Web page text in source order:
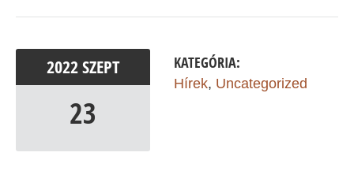
2022SZEPT
23
KATEGÓRIA:
Hírek, Uncategorized